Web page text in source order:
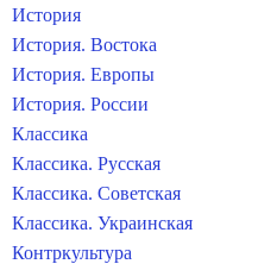
История
История. Востока
История. Европы
История. России
Классика
Классика. Русская
Классика. Советская
Классика. Украинская
Контркультура